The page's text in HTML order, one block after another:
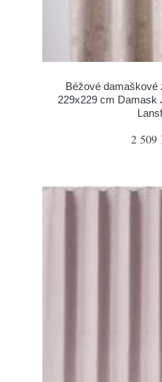
Béžové
229x229 cm Damask
2 509